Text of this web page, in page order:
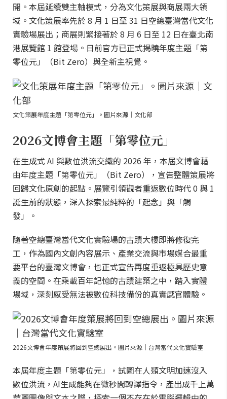
開。本屆延續雙主軸模式，分為文化策展與商展兩大領
域。文化策展率先於 8 月 1 日至 31 日空總臺灣當代文化
實驗場展出；商展則緊接著於 8 月 6 日至 12 日在臺北南
港展覽館 1 館登場。日前官方已正式揭曉年度主題「第
零位元」（Bit Zero）與全新主視覺。
文化策展年度主題「第零位元」。圖片來源｜文化部
2026文博會主題「第零位元」
在生成式 AI 與數位洪流交織的 2026 年，本屆文博會藉
由年度主題「第零位元」（Bit Zero），宣告整體策展將
回歸文化原創的起點。展覽引領觀者重返數位時代 0 與 1
誕生前的狀態，深入探索最純粹的「起念」與「觸
發」。
隨著空總臺灣當代文化實驗場的古蹟大樓即將修復完
工，作為國內文創內容展示、產業交流與市場媒合最重
要平台的臺灣文博會，也正式宣告再度重返極具歷史意
義的空間。在乘載百年記憶的古蹟建築之中，踏入實體
場域，深刻感受無法被數位科技備份的真實感官體驗。
2026文博會年度策展將回到空總展出。圖片來源｜台灣當代文化實驗室
本屆年度主題「第零位元」，試圖在人類文明加速沒入
數位洪流，AI生成能夠在微秒間轉譯指令，產出成千上萬